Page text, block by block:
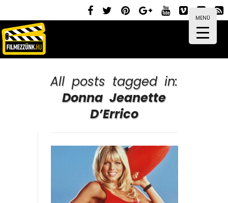
MENÜ
All posts tagged in:
Donna Jeanette
D’Errico